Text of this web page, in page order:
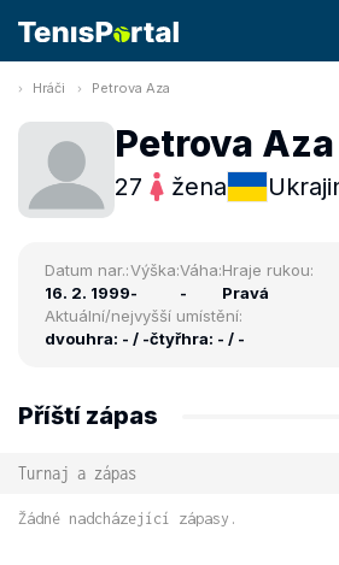
Hráči Petrova Aza
Petrova Aza
27 žena
Datum nar.:
16. 2. 1999
Výška:
-
Váha:
-
Hraje rukou:
Pravá
Aktuální/nejvyšší umístění:
dvouhra: - / -čtyřhra: - / -
Příští zápas
Turnaj a zápas
Žádné nadcházející zápasy.